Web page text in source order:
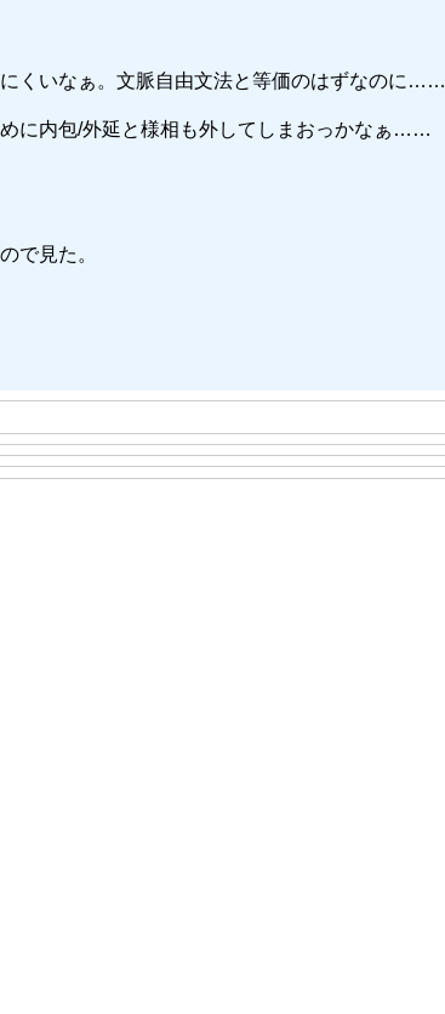
くいなぁ。文脈自由文法と等価のはずなのに……
に内包/外延と様相も外してしまおっかなぁ……
で見た。